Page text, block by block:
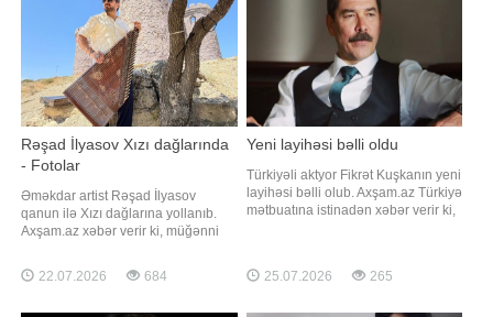
çox təsir edib:
Rəşad İlyasov Xızı dağlarında
- Fotolar
Əməkdar artist Rəşad İlyasov
qanun ilə Xızı dağlarına yollanıb.
Axşam.az xəbər verir ki, müğənni
izləyiciləri ilə bölüşüb. R.İlyasov
"Tapa bilərsiniz, şəkillər hansı
22.07.2026 684
Yeni layihəsi bəlli oldu
Türkiyəli aktyor Fikrət Kuşkanın yeni
layihəsi bəlli olub. Axşam.az Türkiyə
mətbuatına istinadən xəbər verir ki,
Qeyd edək ki, layihə "TRT1"
25.07.2026 265